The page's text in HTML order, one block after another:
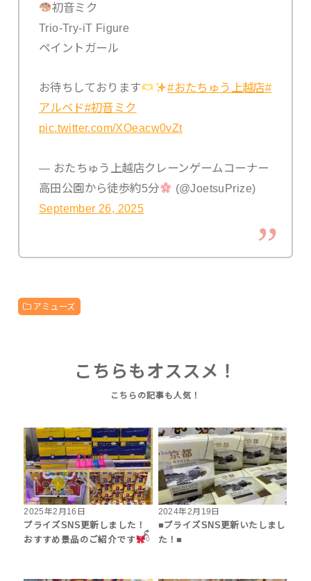
初音ミク
Trio-Try-iT Figure
ペイントガール
お待ちしております #おたちゅう上越店#
アルベド#初音ミク
pic.twitter.com/XOeacw0vZt
— おたちゅう上越店クレーンゲームコーナー
高田公園から徒歩約5分
(@JoetsuPrize)
September 26, 2025
アミューズ
こちらもオススメ！
2025年2月16日
プライズSNS更新しました！
おすすめ景品のご紹介です
ིྀ
2024年2月19日
■プライズSNS更新いたしまし
た！■